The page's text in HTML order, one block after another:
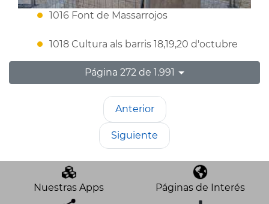
1016 Font de Massarrojos
1018 Cultura als barris 18,19,20 d'octubre
Página 272 de 1.991
Anterior
Siguiente
Nuestras Apps Páginas de Interés